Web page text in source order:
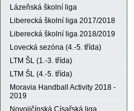
Lázeňská školní liga
Liberecká školní liga 2017/2018
Liberecká školní liga 2018/2019
Lovecká sezóna (4.-5. třída)
LTM ŠL (1.-3. třída)
LTM ŠL (4.-5. třída)
Moravia Handball Activity 2018 -
2019
Novojičínská Císařská liga